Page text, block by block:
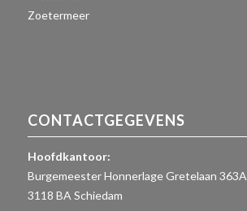
Zoetermeer
CONTACTGEGEVENS
Hoofdkantoor:
Burgemeester Honnerlage Gretelaan 363A
3118 BA Schiedam